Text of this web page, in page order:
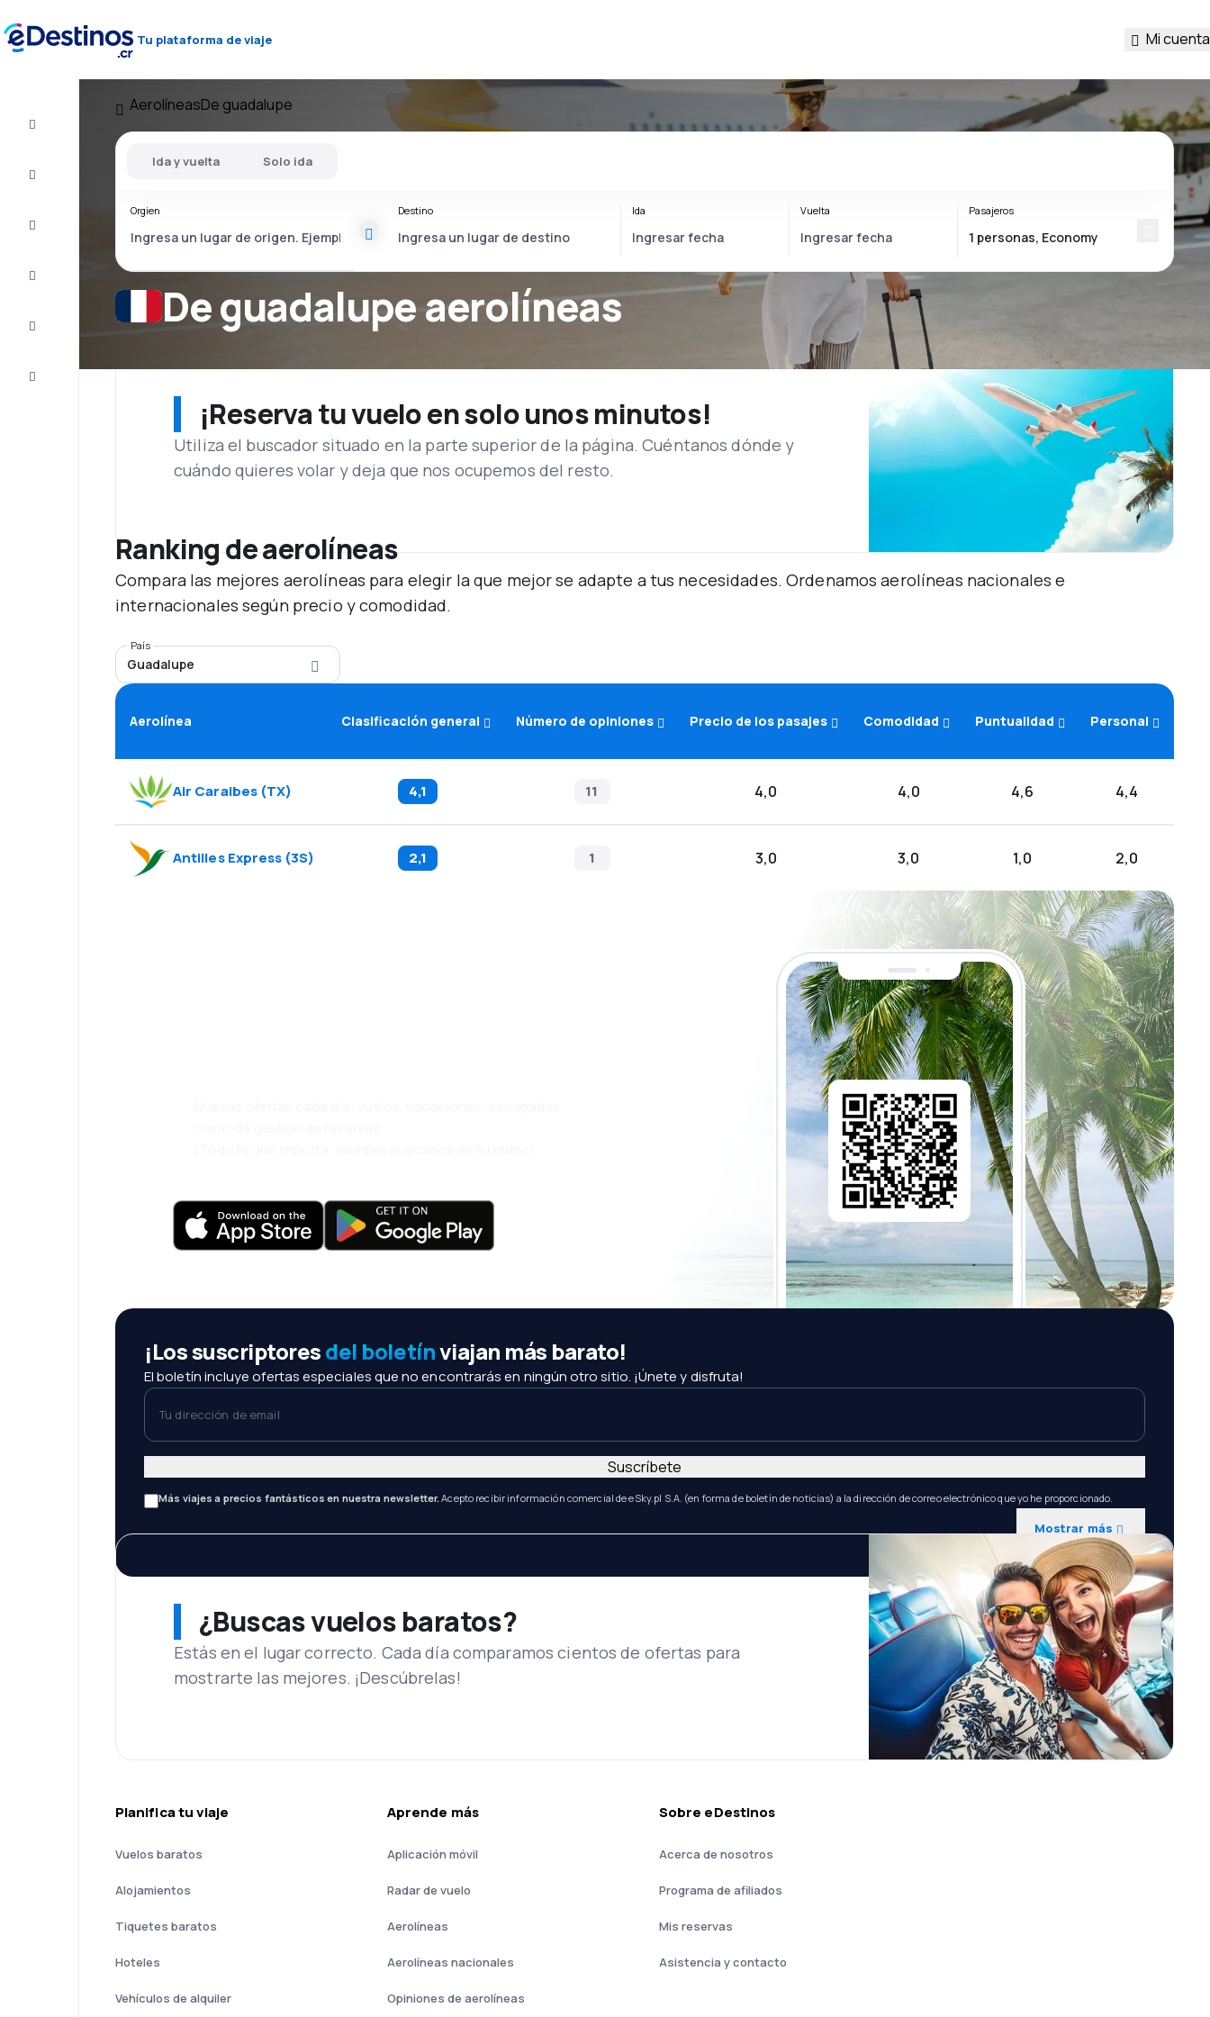
Tu plataforma de viaje Mi cuenta
Atención
AerolíneasDe guadalupe
De guadalupe aerolíneas
Ida y vuelta Solo ida
Orgien Destino Ida Vuelta Pasajeros
¡Reserva tu vuelo en solo unos minutos!
Utiliza el buscador situado en la parte superior de la página. Cuéntanos dónde y
cuándo quieres volar y deja que nos ocupemos del resto.
Ranking de aerolíneas
Compara las mejores aerolíneas para elegir la que mejor se adapte a tus necesidades. Ordenamos aerolíneas nacionales e
internacionales según precio y comodidad.
País
Guadalupe
Aerolínea Clasificación general Número de opiniones Precio de los pasajes Comodidad Puntualidad Personal
Air Caraibes(TX) 4,1 11 4,0 4,0 4,6 4,4
Antilles Express (3S) 2,1 1 3,0 3,0 1,0 2,0
¡Los suscriptoresdel boletínviajan más barato!
El boletín incluye ofertas especiales que no encontrarás en ningún otro sitio. ¡Únete y disfruta!
Tu dirección de email
Más viajes a precios fantásticos en nuestra newsletter. Acepto recibir información comercial de eSky.pl S.A. (en forma de boletín de noticias) a la dirección de correo electrónico que yo he proporcionado.
Mostrar más
Suscríbete
¿Buscas vuelos baratos?
Estás en el lugar correcto. Cada día comparamos cientos de ofertas para
mostrarte las mejores. ¡Descúbrelas!
Planifica tu viaje
Vuelos baratos
Alojamientos
Tiquetes baratos
Hoteles
Vehículos de alquiler
Aprende más
Aplicación móvil
Radar de vuelo
Aerolíneas
Aerolíneas nacionales
Opiniones de aerolíneas
Sobre eDestinos
Acerca de nosotros
Programa de afiliados
Mis reservas
Asistencia y contacto